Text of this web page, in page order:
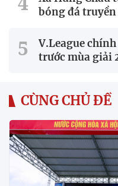
bóng đá
V.League
trước mùa giải
CÙNG CHỦ ĐỀ